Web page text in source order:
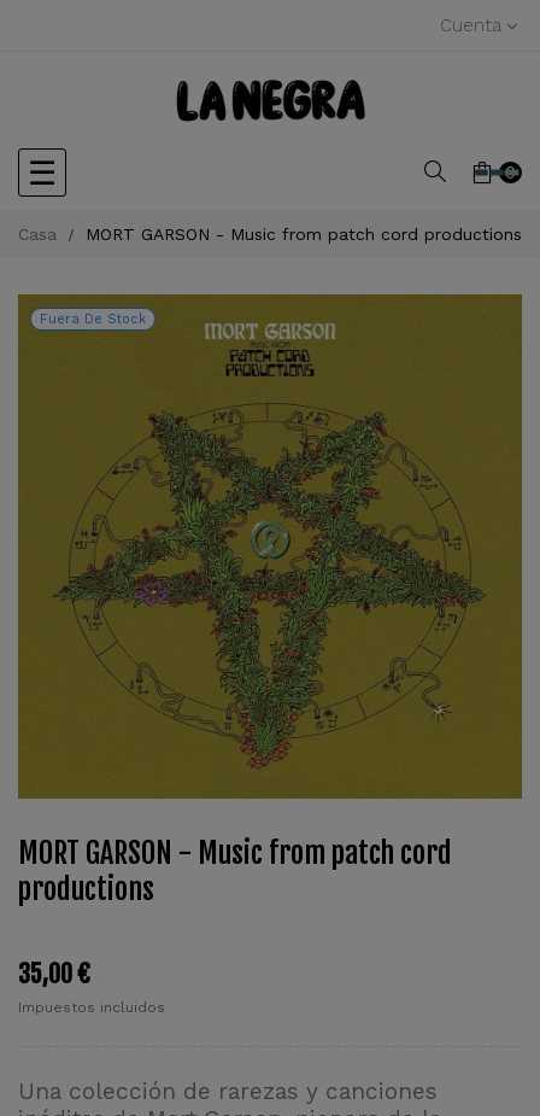
Cuenta
Navegación
de
☰ 0
Casa MORT GARSON - Music from patch cord productions
Fuera De Stock
MORT GARSON - Music from patch cord
productions
35,00 €
Impuestos incluidos
Una colección de rarezas y canciones